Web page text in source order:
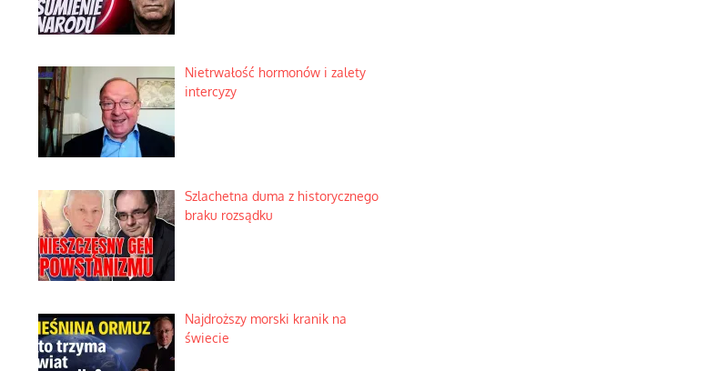
Nietrwałość hormonów i zalety
intercyzy
Szlachetna duma z historycznego
braku rozsądku
Najdroższy morski kranik na
świecie